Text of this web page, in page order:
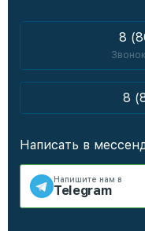
8
8
Написать в
Напишите нам в
Telegram